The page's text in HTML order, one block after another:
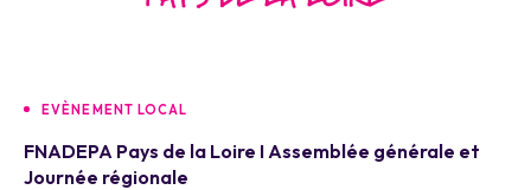
EVÈNEMENT LOCAL
FNADEPA Pays de la Loire I Assemblée générale et
Journée régionale